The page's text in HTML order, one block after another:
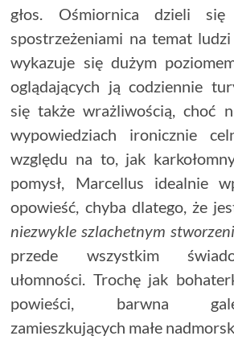
głos. Ośmiornica dzieli
spostrzeżeniami na temat
wykazuje się dużym
oglądających ją codziennie
się także wrażliwością, choć
wypowiedziach ironicznie
względu na to, jak
pomysł, Marcellus idealnie
opowieść, chyba dlatego, że
niezwykle szlachetnym
przede wszystkim
ułomności. Trochę jak
powieści, barwna
zamieszkujących małe